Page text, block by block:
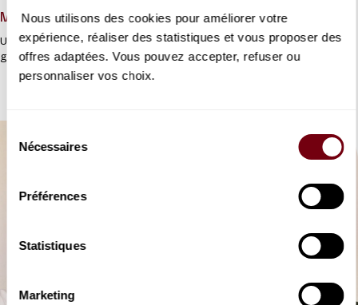
Nous utilisons des cookies pour améliorer votre
expérience, réaliser des statistiques et vous proposer des
offres adaptées. Vous pouvez accepter, refuser ou
personnaliser vos choix.
Nécessaires
Préférences
Statistiques
Marketing
Marc-Antoine Charpentier
Unique tragédie lyrique de Charpentier,Médéereprésente le «
grand œuvre » de son auteur.